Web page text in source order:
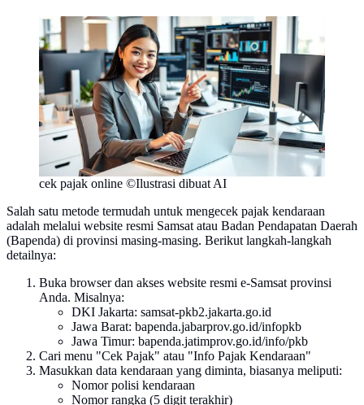
cek pajak online ©Ilustrasi dibuat AI
Salah satu metode termudah untuk mengecek pajak kendaraan
adalah melalui website resmi Samsat atau Badan Pendapatan Daerah
(Bapenda) di provinsi masing-masing. Berikut langkah-langkah
detailnya:
Buka browser dan akses website resmi e-Samsat provinsi
Anda. Misalnya:
DKI Jakarta: samsat-pkb2.jakarta.go.id
Jawa Barat: bapenda.jabarprov.go.id/infopkb
Jawa Timur: bapenda.jatimprov.go.id/info/pkb
Cari menu "Cek Pajak" atau "Info Pajak Kendaraan"
Masukkan data kendaraan yang diminta, biasanya meliputi:
Nomor polisi kendaraan
Nomor rangka (5 digit terakhir)